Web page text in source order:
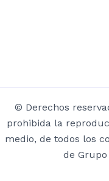
© Derechos
prohibida la
medio, de todos los
de Grupo